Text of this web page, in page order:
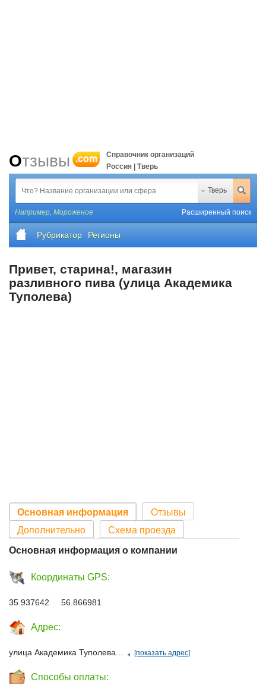
Отзывы .com
Справочник организаций
Россия | Тверь
Тверь
Например, Мороженое Расширенный поиск
Рубрикатор Регионы
Привет, старина!, магазин
разливного пива (улица Академика
Туполева)
Основная информация
Отзывы
Дополнительно
Схема проезда
Основная информация о компании
Координаты GPS:
35.937642 56.866981
Адрес:
улица Академика Туполева... [показать адрес]
Способы оплаты: